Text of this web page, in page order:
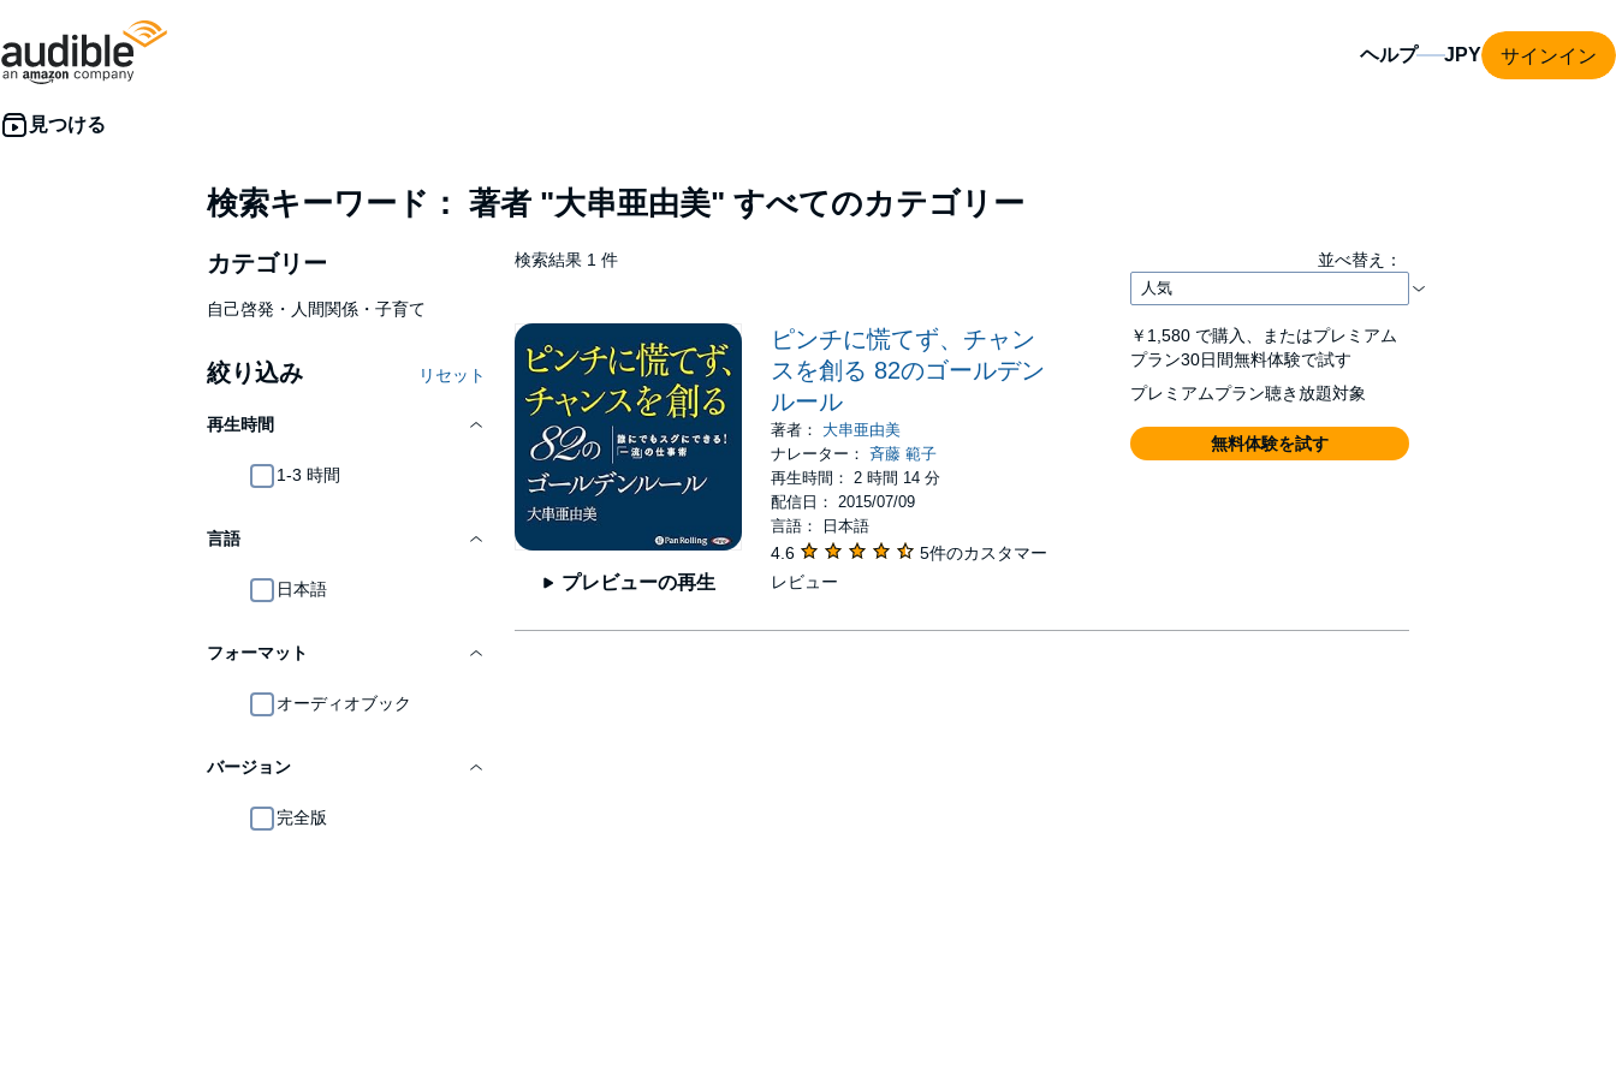
ヘルプ サインイン
検索キーワード： 著者 "大串亜由美" すべてのカテゴリー
カテゴリー
自己啓発・人間関係・子育て
絞り込み リセット
再生時間
1-3 時間
言語
日本語
フォーマット
オーディオブック
バージョン
完全版
検索結果 1 件 並べ替え：
プレビューの再生
ピンチに慌てず、チャン
スを創る 82のゴールデン
ルール
著者： 大串亜由美
ナレーター：斉藤 範子
再生時間： 2 時間 14 分
配信日： 2015/07/09
言語： 日本語
4.6
5件のカスタマー
レビュー
￥1,580 で購入、またはプレミアム
プラン30日間無料体験で試す
プレミアムプラン聴き放題対象
無料体験を試す